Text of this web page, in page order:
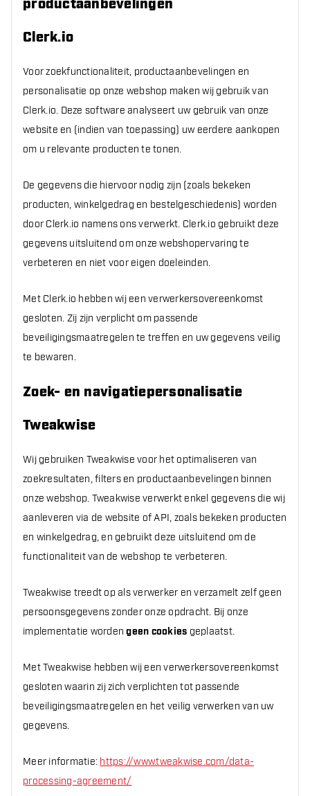
productaanbevelingen
Clerk.io
Voor zoekfunctionaliteit, productaanbevelingen en
personalisatie op onze webshop maken wij gebruik van
Clerk.io. Deze software analyseert uw gebruik van onze
website en (indien van toepassing) uw eerdere aankopen
om u relevante producten te tonen.
De gegevens die hiervoor nodig zijn (zoals bekeken
producten, winkelgedrag en bestelgeschiedenis) worden
door Clerk.io namens ons verwerkt. Clerk.io gebruikt deze
gegevens uitsluitend om onze webshopervaring te
verbeteren en niet voor eigen doeleinden.
Met Clerk.io hebben wij een verwerkersovereenkomst
gesloten. Zij zijn verplicht om passende
beveiligingsmaatregelen te treffen en uw gegevens veilig
te bewaren.
Zoek- en navigatiepersonalisatie
Tweakwise
Wij gebruiken Tweakwise voor het optimaliseren van
zoekresultaten, filters en productaanbevelingen binnen
onze webshop. Tweakwise verwerkt enkel gegevens die wij
aanleveren via de website of API, zoals bekeken producten
en winkelgedrag, en gebruikt deze uitsluitend om de
functionaliteit van de webshop te verbeteren.
Tweakwise treedt op als verwerker en verzamelt zelf geen
persoonsgegevens zonder onze opdracht. Bij onze
implementatie wordengeen cookies geplaatst.
Met Tweakwise hebben wij een verwerkersovereenkomst
gesloten waarin zij zich verplichten tot passende
beveiligingsmaatregelen en het veilig verwerken van uw
gegevens.
Meer informatie: https://www.tweakwise.com/data-
processing-agreement/